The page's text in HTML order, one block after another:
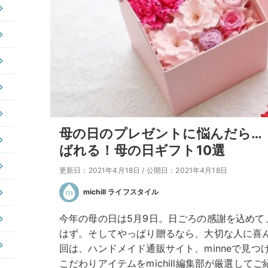
母の日のプレゼントに悩んだら
ばれる！母の日ギフト10選
更新日：2021年4月18日 / 公開日：2021年4月18日
michill ライフスタイル
今年の母の日は5月9日。日ごろの感謝を込め
はず。そしてやっぱり贈るなら、大切な人に
回は、ハンドメイド通販サイト、minneで見つ
こだわりアイテムをmichill編集部が厳選してご